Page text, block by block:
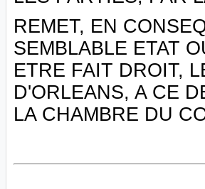
REMET, EN
SEMBLABLE ETAT
ETRE FAIT DROIT,
D'ORLEANS, A CE
LA CHAMBRE DU